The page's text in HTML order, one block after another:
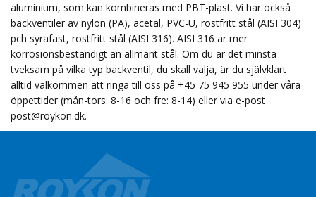
aluminium, som kan kombineras med PBT-plast. Vi har också
backventiler av nylon (PA), acetal, PVC-U, rostfritt stål (AISI 304)
pch syrafast, rostfritt stål (AISI 316). AISI 316 är mer
korrosionsbeständigt än allmänt stål. Om du är det minsta
tveksam på vilka typ backventil, du skall välja, är du självklart
alltid välkommen att ringa till oss på +45 75 945 955 under våra
öppettider (mån-tors: 8-16 och fre: 8-14) eller via e-post
post@roykon.dk.